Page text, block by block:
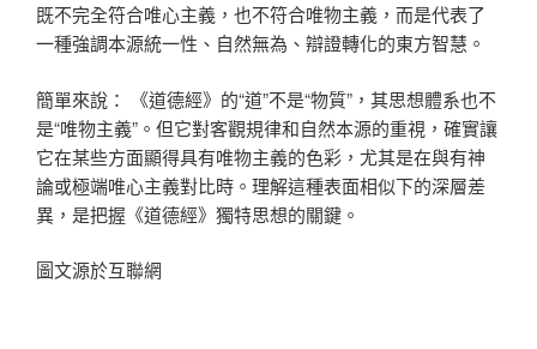
既不完全符合唯心主義，也不符合唯物主義，而是代表了
一種強調本源統一性、自然無為、辯證轉化的東方智慧。
簡單來說： 《道德經》的“道”不是“物質”，其思想體系也不
是“唯物主義”。但它對客觀規律和自然本源的重視，確實讓
它在某些方面顯得具有唯物主義的色彩，尤其是在與有神
論或極端唯心主義對比時。理解這種表面相似下的深層差
異，是把握《道德經》獨特思想的關鍵。
圖文源於互聯網